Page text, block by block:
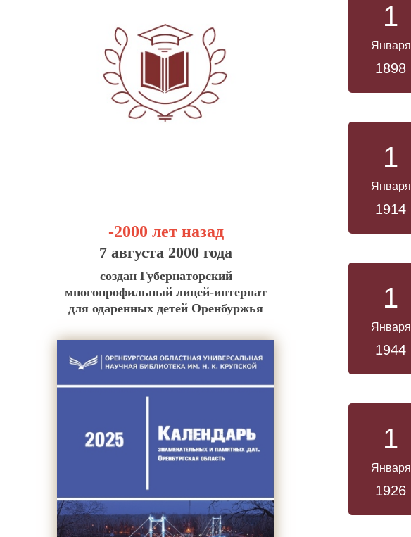
-2000 лет назад
7 августа 2000 года
создан Губернаторский
многопрофильный лицей-интернат
для одаренных детей Оренбуржья
1
Января
1898
1
Января
1914
1
Января
1944
1
Января
1926